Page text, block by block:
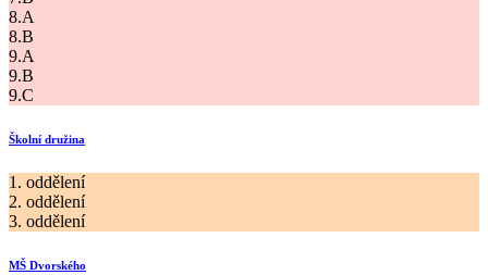
8.A
8.B
9.A
9.B
9.C
Školní družina
1. oddělení
2. oddělení
3. oddělení
MŠ Dvorského